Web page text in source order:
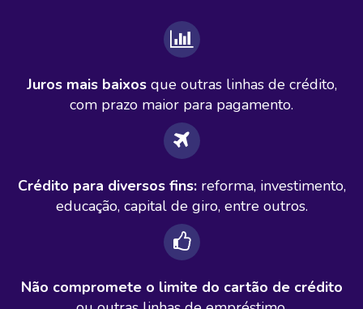
Juros mais baixos que outras linhas de crédito,
com prazo maior para pagamento.
Crédito para diversos fins:reforma, investimento,
educação, capital de giro, entre outros.
Não compromete o limite do cartão de crédito